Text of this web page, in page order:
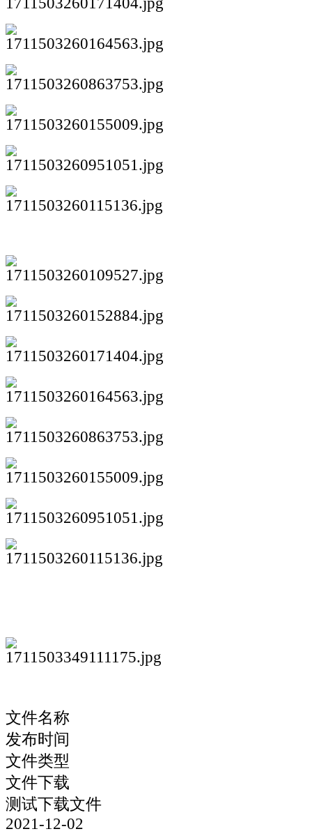
文件名称
发布时间
文件类型
文件下载
测试下载文件
2021-12-02